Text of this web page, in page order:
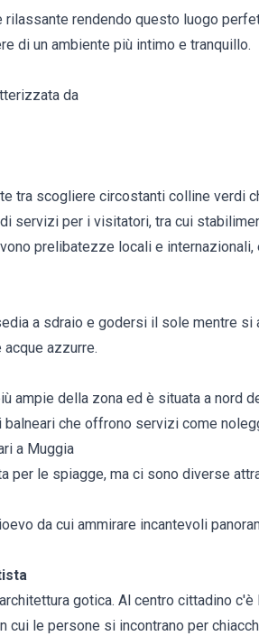
rilassante rendendo questo luogo
di un ambiente più intimo e tranquillo.
da
tra scogliere circostanti colline verdi
servizi per i visitatori, tra cui
prelibatezze locali e
a sdraio e godersi il sole mentre si
azzurre.
ampie della zona ed è situata a nord
che offrono servizi come
a Muggia
per le spiagge, ma ci sono diverse
da cui ammirare incantevoli
gotica. Al centro cittadino
cui le persone si incontrano per